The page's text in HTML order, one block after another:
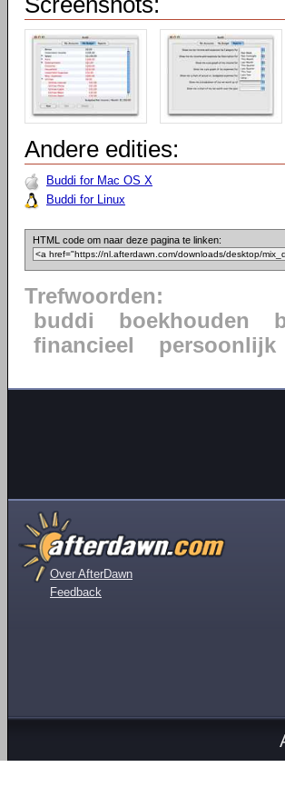
Andere edities:
Buddi for Mac OS X
Buddi for Linux
HTML code om naar deze pagina te linken:
Trefwoorden:
buddi
boekhouden
financieel
persoonlijk
Over AfterDawn
Feedback